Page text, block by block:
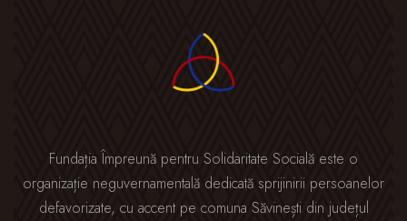
Fundația Împreună pentru Solidaritate Socială este o
organizație neguvernamentală dedicată sprijinirii persoanelor
defavorizate, cu accent pe comuna Săvinești din județul